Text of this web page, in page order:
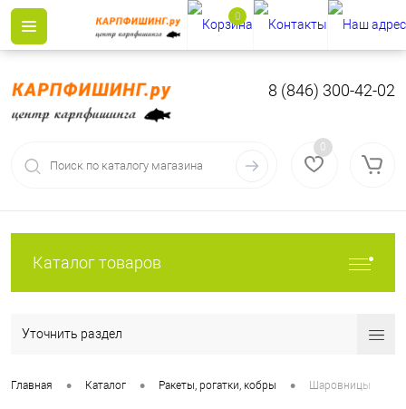
8 (846) 300-42-02
0
Каталог товаров
Уточнить раздел
Главная • Каталог • Ракеты, рогатки, кобры • Шаровницы
0